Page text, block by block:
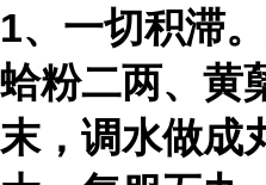
1、一切积滞
蛤粉二两、黄
末，调水做成